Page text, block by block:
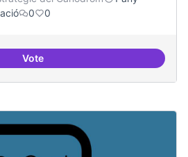
0 0
VoteRepositori de coneixement